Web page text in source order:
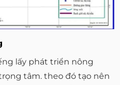
lấy phát triển nông
tâm. theo đó tạo nên